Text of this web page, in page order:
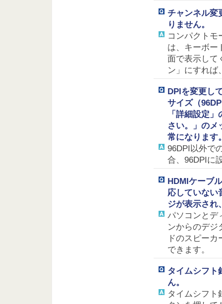
チャンネル変
りません。
コンパクトモ
は、キーボー
面で表示して
ン」にすれば
DPIを変更し
サイズ（
「詳細設定
さい。」のメ
常になります
96DPI以外で
合、96DPIに
HDMIケーブ
応していない
ジが表示され
パソコンとデ
ンからのデジ
ドのスピー
できます。
タイムシフト
ん。
タイムシフト